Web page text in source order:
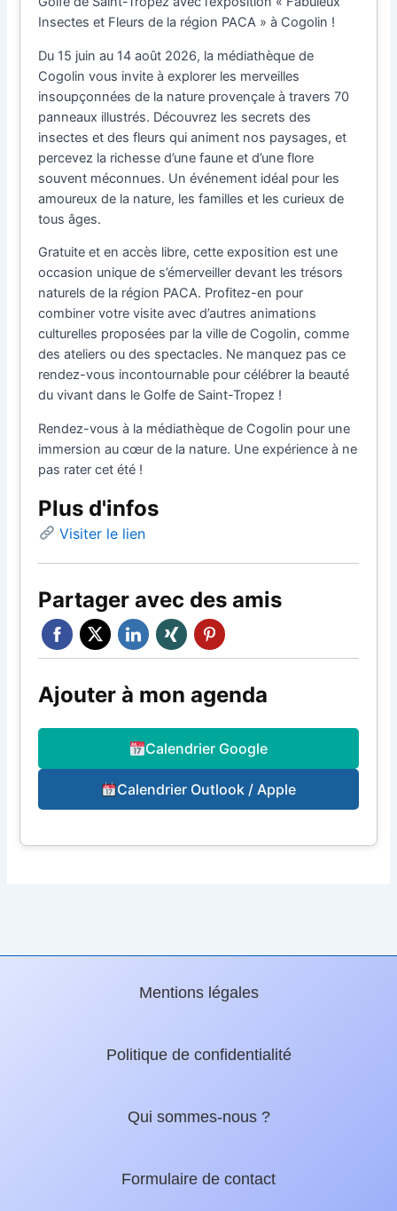
Insectes et Fleurs de la région PACA » à Cogolin !
Du 15 juin au 14 août 2026, la médiathèque de
Cogolin vous invite à explorer les merveilles
insoupçonnées de la nature provençale à travers 70
panneaux illustrés. Découvrez les secrets des
insectes et des fleurs qui animent nos paysages, et
percevez la richesse d’une faune et d’une flore
souvent méconnues. Un événement idéal pour les
amoureux de la nature, les familles et les curieux de
tous âges.
Gratuite et en accès libre, cette exposition est une
occasion unique de s’émerveiller devant les trésors
naturels de la région PACA. Profitez-en pour
combiner votre visite avec d’autres animations
culturelles proposées par la ville de Cogolin, comme
des ateliers ou des spectacles. Ne manquez pas ce
rendez-vous incontournable pour célébrer la beauté
du vivant dans le Golfe de Saint-Tropez !
Rendez-vous à la médiathèque de Cogolin pour une
immersion au cœur de la nature. Une expérience à ne
pas rater cet été !
Plus d'infos
Visiter le lien
Partager avec des amis
Ajouter à mon agenda
Calendrier Google
Calendrier Outlook / Apple
Mentions légales
Politique de confidentialité
Qui sommes-nous ?
Formulaire de contact